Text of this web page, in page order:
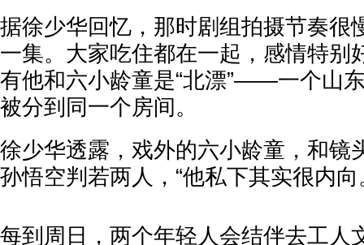
据徐少华回忆，那时剧组拍摄节奏很
一集。大家吃住都在一起，感情特别
有他和六小龄童是“北漂”——一个山
被分到同一个房间。
徐少华透露，戏外的六小龄童，和镜
孙悟空判若两人，“他私下其实很内向
每到周日，两个年轻人会结伴去工人